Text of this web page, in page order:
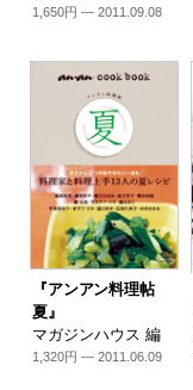
1,650円 — 2011.09.08
『アンアン料理帖
夏』
マガジンハウス 編
1,320円 — 2011.06.09